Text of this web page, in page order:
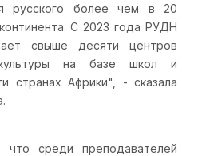
русского более чем в 20
С 2023 года РУДН
свыше десяти центров
на базе школ и
странах Африки", - сказала
среди преподавателей